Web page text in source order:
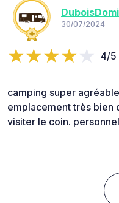
30/07/2024
4/5
camping super
emplacement très bien
visiter le coin.